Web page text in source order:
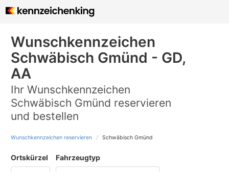
Wunschkennzeichen
Schwäbisch Gmünd - GD,
AA
Ihr Wunschkennzeichen
Schwäbisch Gmünd reservieren
und bestellen
Wunschkennzeichen reservieren Schwäbisch Gmünd
Ortskürzel Fahrzeugtyp